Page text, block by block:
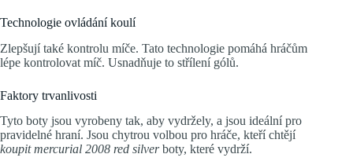
Technologie ovládání koulí
Zlepšují také kontrolu míče. Tato technologie pomáhá hráčům
lépe kontrolovat míč. Usnadňuje to střílení gólů.
Faktory trvanlivosti
Tyto boty jsou vyrobeny tak, aby vydržely, a jsou ideální pro
pravidelné hraní. Jsou chytrou volbou pro hráče, kteří chtějí
koupit mercurial 2008 red silverboty, které vydrží.